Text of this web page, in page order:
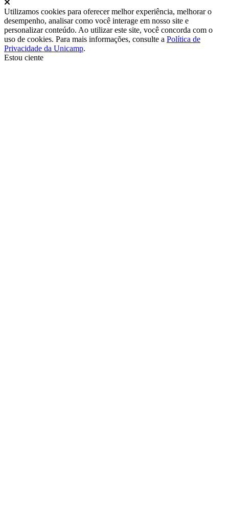
Utilizamos cookies para oferecer melhor experiência, melhorar o
desempenho, analisar como você interage em nosso site e
personalizar conteúdo. Ao utilizar este site, você concorda com o
uso de cookies. Para mais informações, consulte a Política de
Privacidade da Unicamp.
Estou ciente